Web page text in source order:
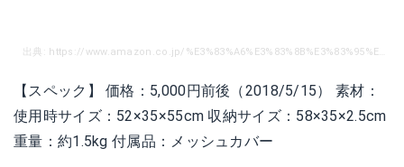
【スペック】 価格：5,000円前後（2018/5/15） 素材：
使用時サイズ：52×35×55cm 収納サイズ：58×35×2.5cm
重量：約1.5kg 付属品：メッシュカバー